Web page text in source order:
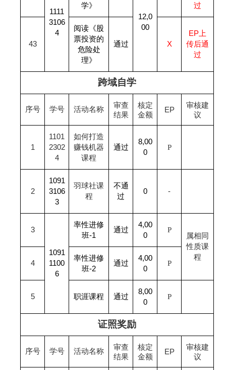
1111
3106
4
学》
12,0
00
过
43
阅读《股
票投资的
危险处
理》
通过 X
EP上
传后通
过
跨域自学
序号 学号 活动名称
审查
结果
核定
金额
EP
审核建
议
1
1101
2302
4
如何打造
赚钱机器
课程
通过
8,00
0
P
2
1091
3106
3
羽球社课
程
不通
过
0 -
3
1091
1100
6
率性进修
班-1
通过
4,00
0
P
属相同
性质课
程
4
率性进修
班-2
通过
4,00
0
P
5 职涯课程 通过
8,00
0
P
证照奖励
序号 学号 活动名称
审查
结果
核定
金额
EP
审核建
议